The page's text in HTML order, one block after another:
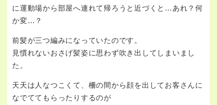
に運動場から部屋へ連れて帰ろうと近づくと…あれ？何
か変…？
前髪が三つ編みになっていたのです。
見慣れないおさげ髪姿に思わず吹き出してしまいまし
た。
天天は人なつこくて、柵の間から顔を出してお客さんに
なでててもらったりするのが